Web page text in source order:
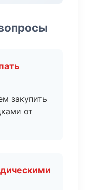
закупить
от